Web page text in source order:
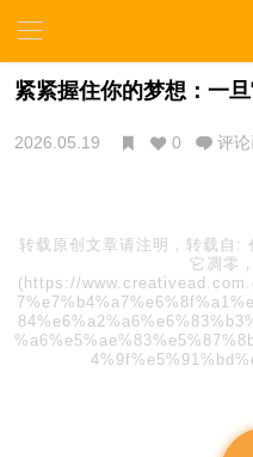
紧紧握住你的梦想：一
2026.05.19 0 评
转载原创文章请注明，转载自:
它凋零
(https://